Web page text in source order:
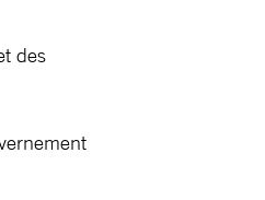
des